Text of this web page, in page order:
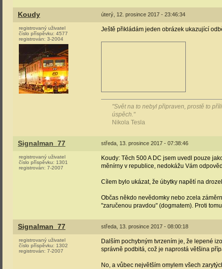
Koudy úterý, 12. prosince 2017 - 23:46:34
registrovaný uživatel
číslo příspěvku: 4577
registrován: 3-2004
Ještě přikládám jeden obrázek ukazující
"Svět na to nebyl připraven, prostě to
úspěch."
Nikola Tesla
Signalman_77 středa, 13. prosince 2017 - 07:38:46
registrovaný uživatel
číslo příspěvku: 1301
registrován: 7-2007
Koudy: Těch 500 A DC jsem uvedl pouze
měnírny v republice, nedokážu Vám
Cílem bylo ukázat, že úbytky napětí na
Občas někdo nevědomky nebo zcela
"zaručenou pravdou" (dogmatem). Proti
Signalman_77 středa, 13. prosince 2017 - 08:00:18
registrovaný uživatel
číslo příspěvku: 1302
registrován: 7-2007
Dalším pochybným tvrzením je, že lepené
správně podbitá, což je naprostá většina
No, a vůbec největším omylem všech